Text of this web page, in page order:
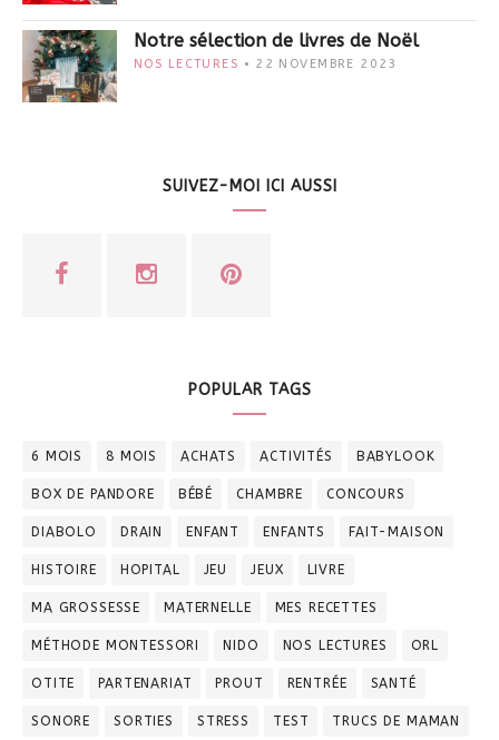
Notre sélection de livres de Noël
NOS LECTURES 22 NOVEMBRE 2023
SUIVEZ-MOI ICI AUSSI
POPULAR TAGS
6 MOIS 8 MOIS ACHATS ACTIVITÉS BABYLOOK
BOX DE PANDORE BÉBÉ CHAMBRE CONCOURS
DIABOLO DRAIN ENFANT ENFANTS FAIT-MAISON
HISTOIRE HOPITAL JEU JEUX LIVRE
MA GROSSESSE MATERNELLE MES RECETTES
MÉTHODE MONTESSORI NIDO NOS LECTURES ORL
OTITE PARTENARIAT PROUT RENTRÉE SANTÉ
SONORE SORTIES STRESS TEST TRUCS DE MAMAN